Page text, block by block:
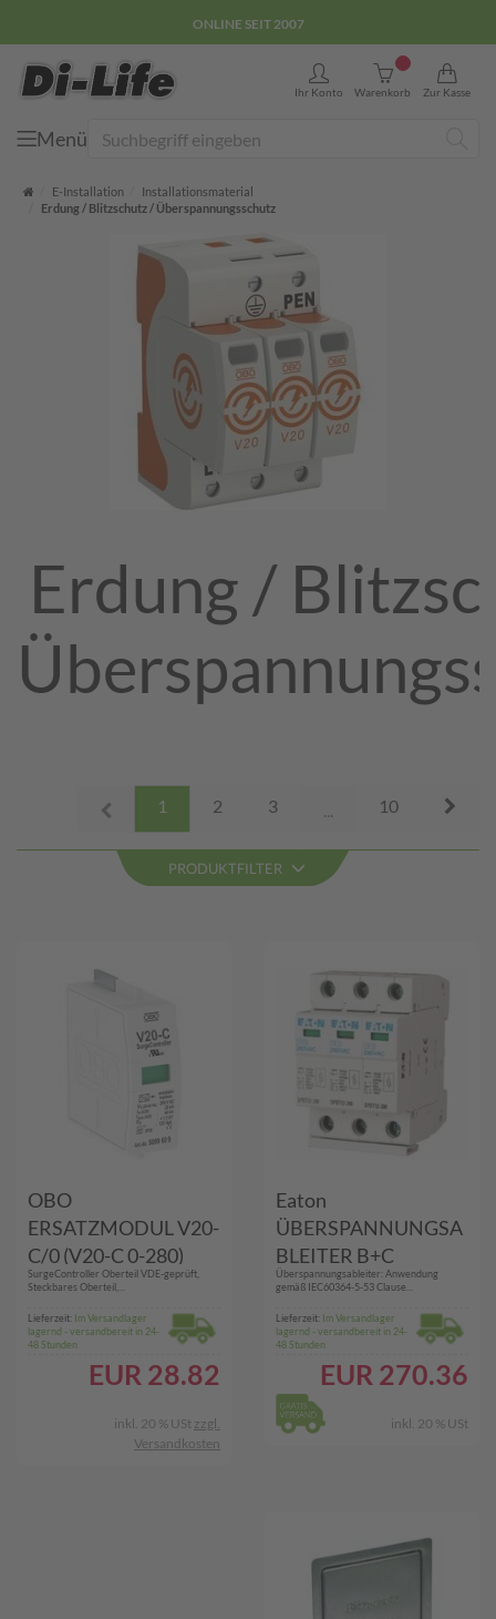
E-COMMERCE GÜTEZEICHEN
Ihr Konto Warenkorb
0
Zur Kasse
Menü
Startseite
E-Installation
Installationsmaterial
Erdung / Blitzschutz / Überspannungsschutz
Erdung /
1 2 3 10
PRODUKTFILTER
OBO
ERSATZMODUL V20-
C/0 (V20-C 0-280)
SurgeController Oberteil VDE-geprüft,
Steckbares Oberteil,...
Lieferzeit: Im Versandlager
lagernd - versandbereit in 24-
48 Stunden
EUR 28.82
inkl. 20 % USt zzgl.
Versandkosten
Eaton
ÜBERSPANNUNGSA
BLEITER B+C
(SPBT12-280/3)
Überspannungsableiter: Anwendung
gemäß IEC60364-5-53 Clause...
Lieferzeit: Im Versandlager
lagernd - versandbereit in 24-
48 Stunden
EUR 270.36
inkl. 20 % USt